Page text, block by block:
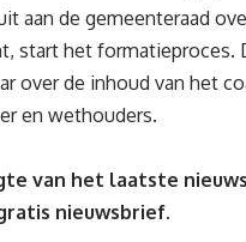
aan de gemeenteraad
start het formatieproces.
over de inhoud van het
en wethouders.
van het laatste
nieuwsbrief.